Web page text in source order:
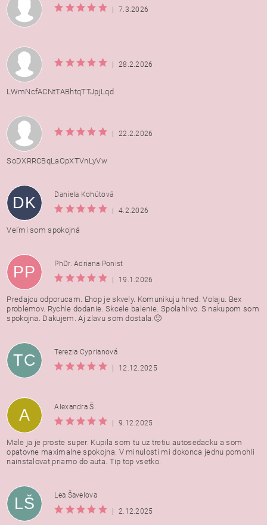
| 7.3.2026
| 28.2.2026
LWmNcfACNtTABhtqTTJpjLqd
| 22.2.2026
SoDXRRCBqLaOpXTVnLyVw
DK
Daniela Kohútová
|
4.2.2026
Veľmi som spokojná
PP
PhDr. Adriana Ponist
|
19.1.2026
Predajcu odporucam. Ehop je skvely. Komunikuju hned. Volaju. Bex
problemov. Rychle dodanie. Skcele balenie. Spolahlivo. S nakupom som
spokojna. Dakujem. Aj zlavu som dostala.🙂
TC
Terezia Cyprianová
|
12.12.2025
A
Alexandra Š.
|
9.12.2025
Male ja je proste super. Kupila som tu uz tretiu autosedacku a som
opatovne maximalne spokojna. V minulosti mi dokonca jednu pomohli
nainstalovat priamo do auta. Tip top vsetko.
LŠ
Lea Šavelova
|
2.12.2025